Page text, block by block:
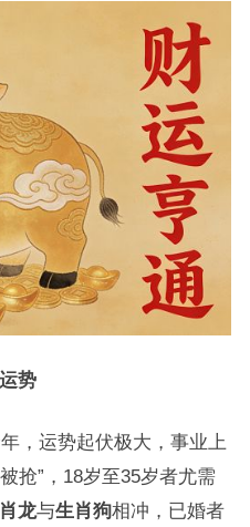
势
，运势起伏极大，事业上
抢”，18岁至35岁者尤需
龙与生肖狗相冲，已婚者